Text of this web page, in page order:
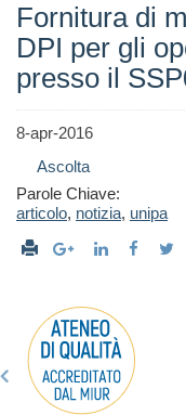
Fornitura di
DPI per gli
presso il
8-apr-2016
Ascolta
Parole Chiave:
articolo, notizia, unipa